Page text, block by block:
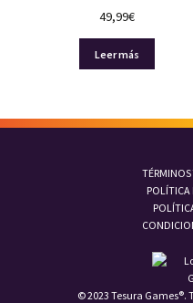
49,99€
Leer más
POLÍTICA
© 2023 Tesura Games®.